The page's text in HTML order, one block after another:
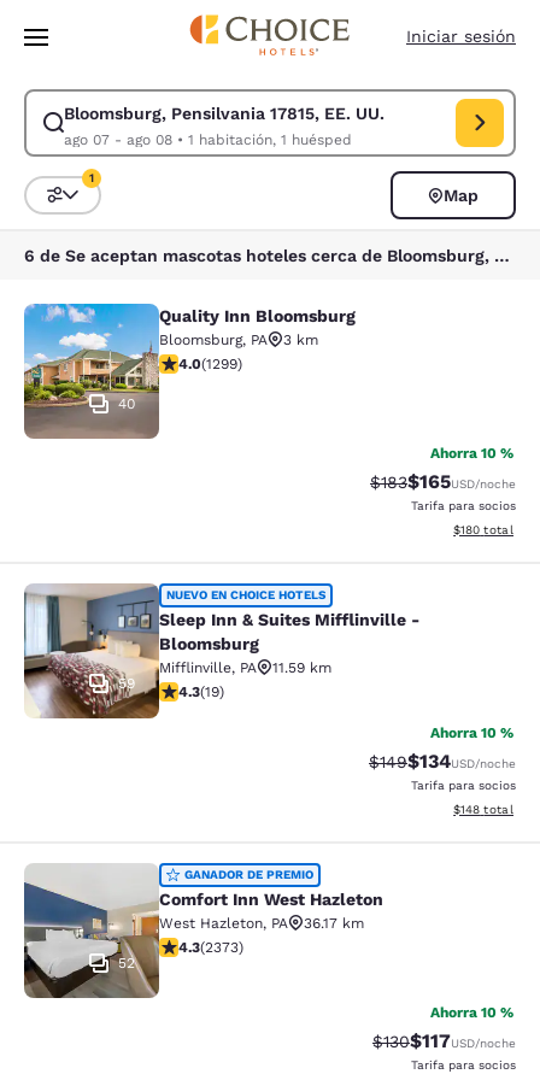
Pasar A Contenido Principal
Iniciar sesión
Bloomsburg, Pensilvania 17815, EE. UU.
ago 07 - ago 08• 1 habitación, 1 huésped
Modificar la búsqueda de Bloomsburg, Pensilvania 17815, EE. UU..
Ordenar y filtrar
1
Map
6 de Se aceptan mascotas hoteles cerca de Bloomsburg, Pensilvania 17815, EE. UU. coinciden con tus filtros
Quality Inn Bloomsburg
40
Quality Inn Bloomsburg
Bloomsburg, PA
3 km
calificación de 4.01 estrellas. Muy bueno. 1299
4.0(1299)
Ahorra 10 %
Precio tachado:
$183Precio con
$165USD/noche
Tarifa para socios
Ver detalles
$180 total
Sleep Inn & Suites Mifflinville -
59
NUEVO EN CHOICE HOTELS
Sleep Inn & Suites Mifflinville -
Bloomsburg
Mifflinville, PA
11.59 km
calificación de 4.32 estrellas. Excelente. 19 reseñas
4.3(19)
Ahorra 10 %
Precio tachado:
$149Precio con
$134USD/noche
Tarifa para socios
Ver detalles
$148 total
Comfort Inn West Hazleton
52
GANADOR DE PREMIO
Comfort Inn West Hazleton
West Hazleton, PA
36.17 km
calificación de 4.25 estrellas. Excelente. 2373 reseñas
4.3(2373)
Ahorra 10 %
Precio tachado:
$130Precio con
$117USD/noche
Tarifa para socios